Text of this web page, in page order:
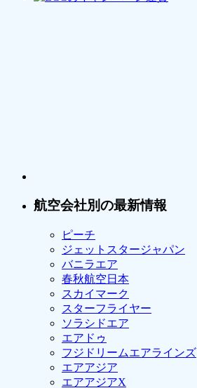
航空会社別の最新情報
ピーチ
ジェットスタージャパン
バニラエア
春秋航空日本
スカイマーク
スターフライヤー
ソラシドエア
エアドゥ
フジドリームエアラインズ
エアアジア
エアアジアX